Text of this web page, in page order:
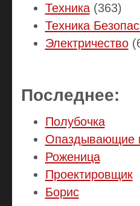
Техника(363)
Техника
Электричество
Последнее:
Полубочка
Опаздывающие
Роженица
Проектировщик
Борис